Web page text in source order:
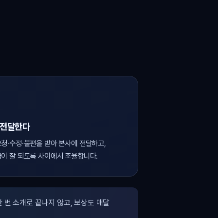
달한다
·수정·불편을 받아 본사에 전달하고,
잘 되도록 사이에서 조율합니다.
번 소개로 끝나지 않고, 보상도 매달